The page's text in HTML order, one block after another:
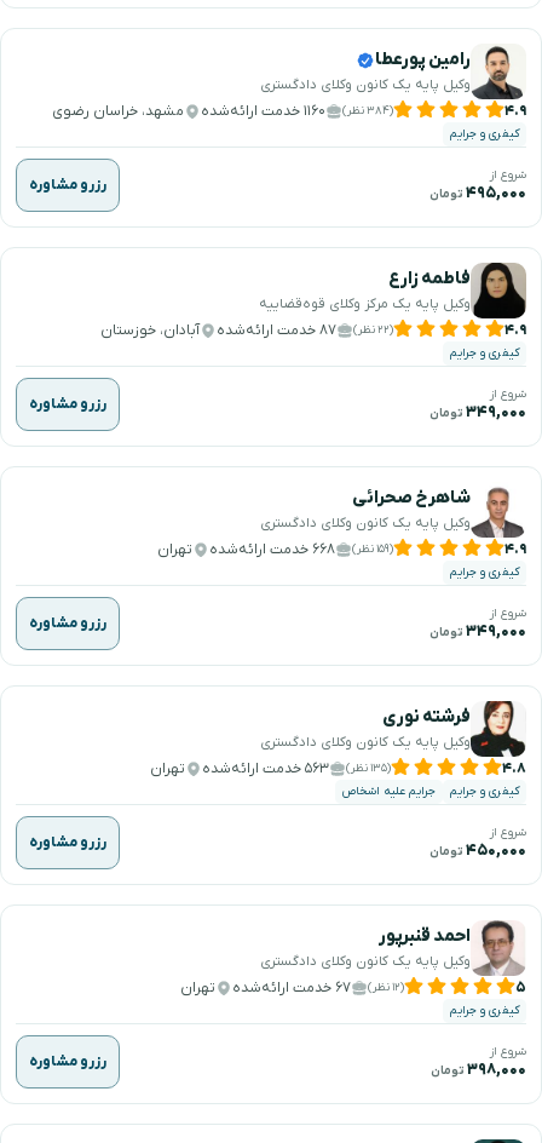
رامین پورعطا
وکیل پایه یک کانون وکلای دادگستری
۴.۹ (۳۸۴ نظر) ۱۱۶۰ خدمت ارائه‌شده مشهد، خراسان رضوی
کیفری و جرایم
شروع از
۴۹۵,۰۰۰ تومان رزرو مشاوره
فاطمه زارع
وکیل پایه یک مرکز وکلای قوه‌قضاییه
۴.۹ (۲۲ نظر) ۸۷ خدمت ارائه‌شده آبادان، خوزستان
کیفری و جرایم
شروع از
۳۴۹,۰۰۰ تومان رزرو مشاوره
شاهرخ صحرائی
وکیل پایه یک کانون وکلای دادگستری
۴.۹ (۱۵۹ نظر) ۶۶۸ خدمت ارائه‌شده تهران
کیفری و جرایم
شروع از
۳۴۹,۰۰۰ تومان رزرو مشاوره
فرشته نوری
وکیل پایه یک کانون وکلای دادگستری
۴.۸ (۱۳۵ نظر) ۵۶۳ خدمت ارائه‌شده تهران
کیفری و جرایم جرایم علیه اشخاص
شروع از
۴۵۰,۰۰۰ تومان رزرو مشاوره
احمد قنبرپور
وکیل پایه یک کانون وکلای دادگستری
۵ (۱۲ نظر) ۶۷ خدمت ارائه‌شده تهران
کیفری و جرایم
شروع از
۳۹۸,۰۰۰ تومان رزرو مشاوره